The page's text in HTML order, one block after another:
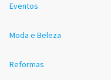
Eventos
Moda e Beleza
Reformas